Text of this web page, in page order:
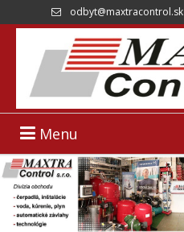
odbyt@maxtracontrol.sk
Menu